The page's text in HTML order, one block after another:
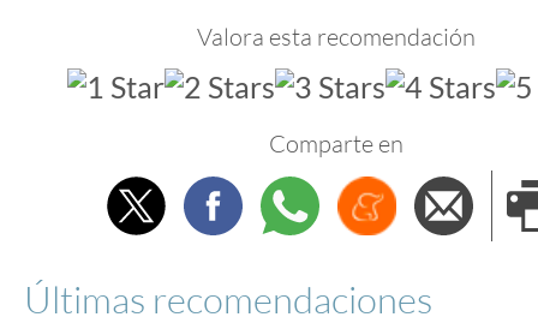
Valora esta recomendación
Comparte en
TwitterFacebookWhatsappMenéame
Últimas recomendaciones